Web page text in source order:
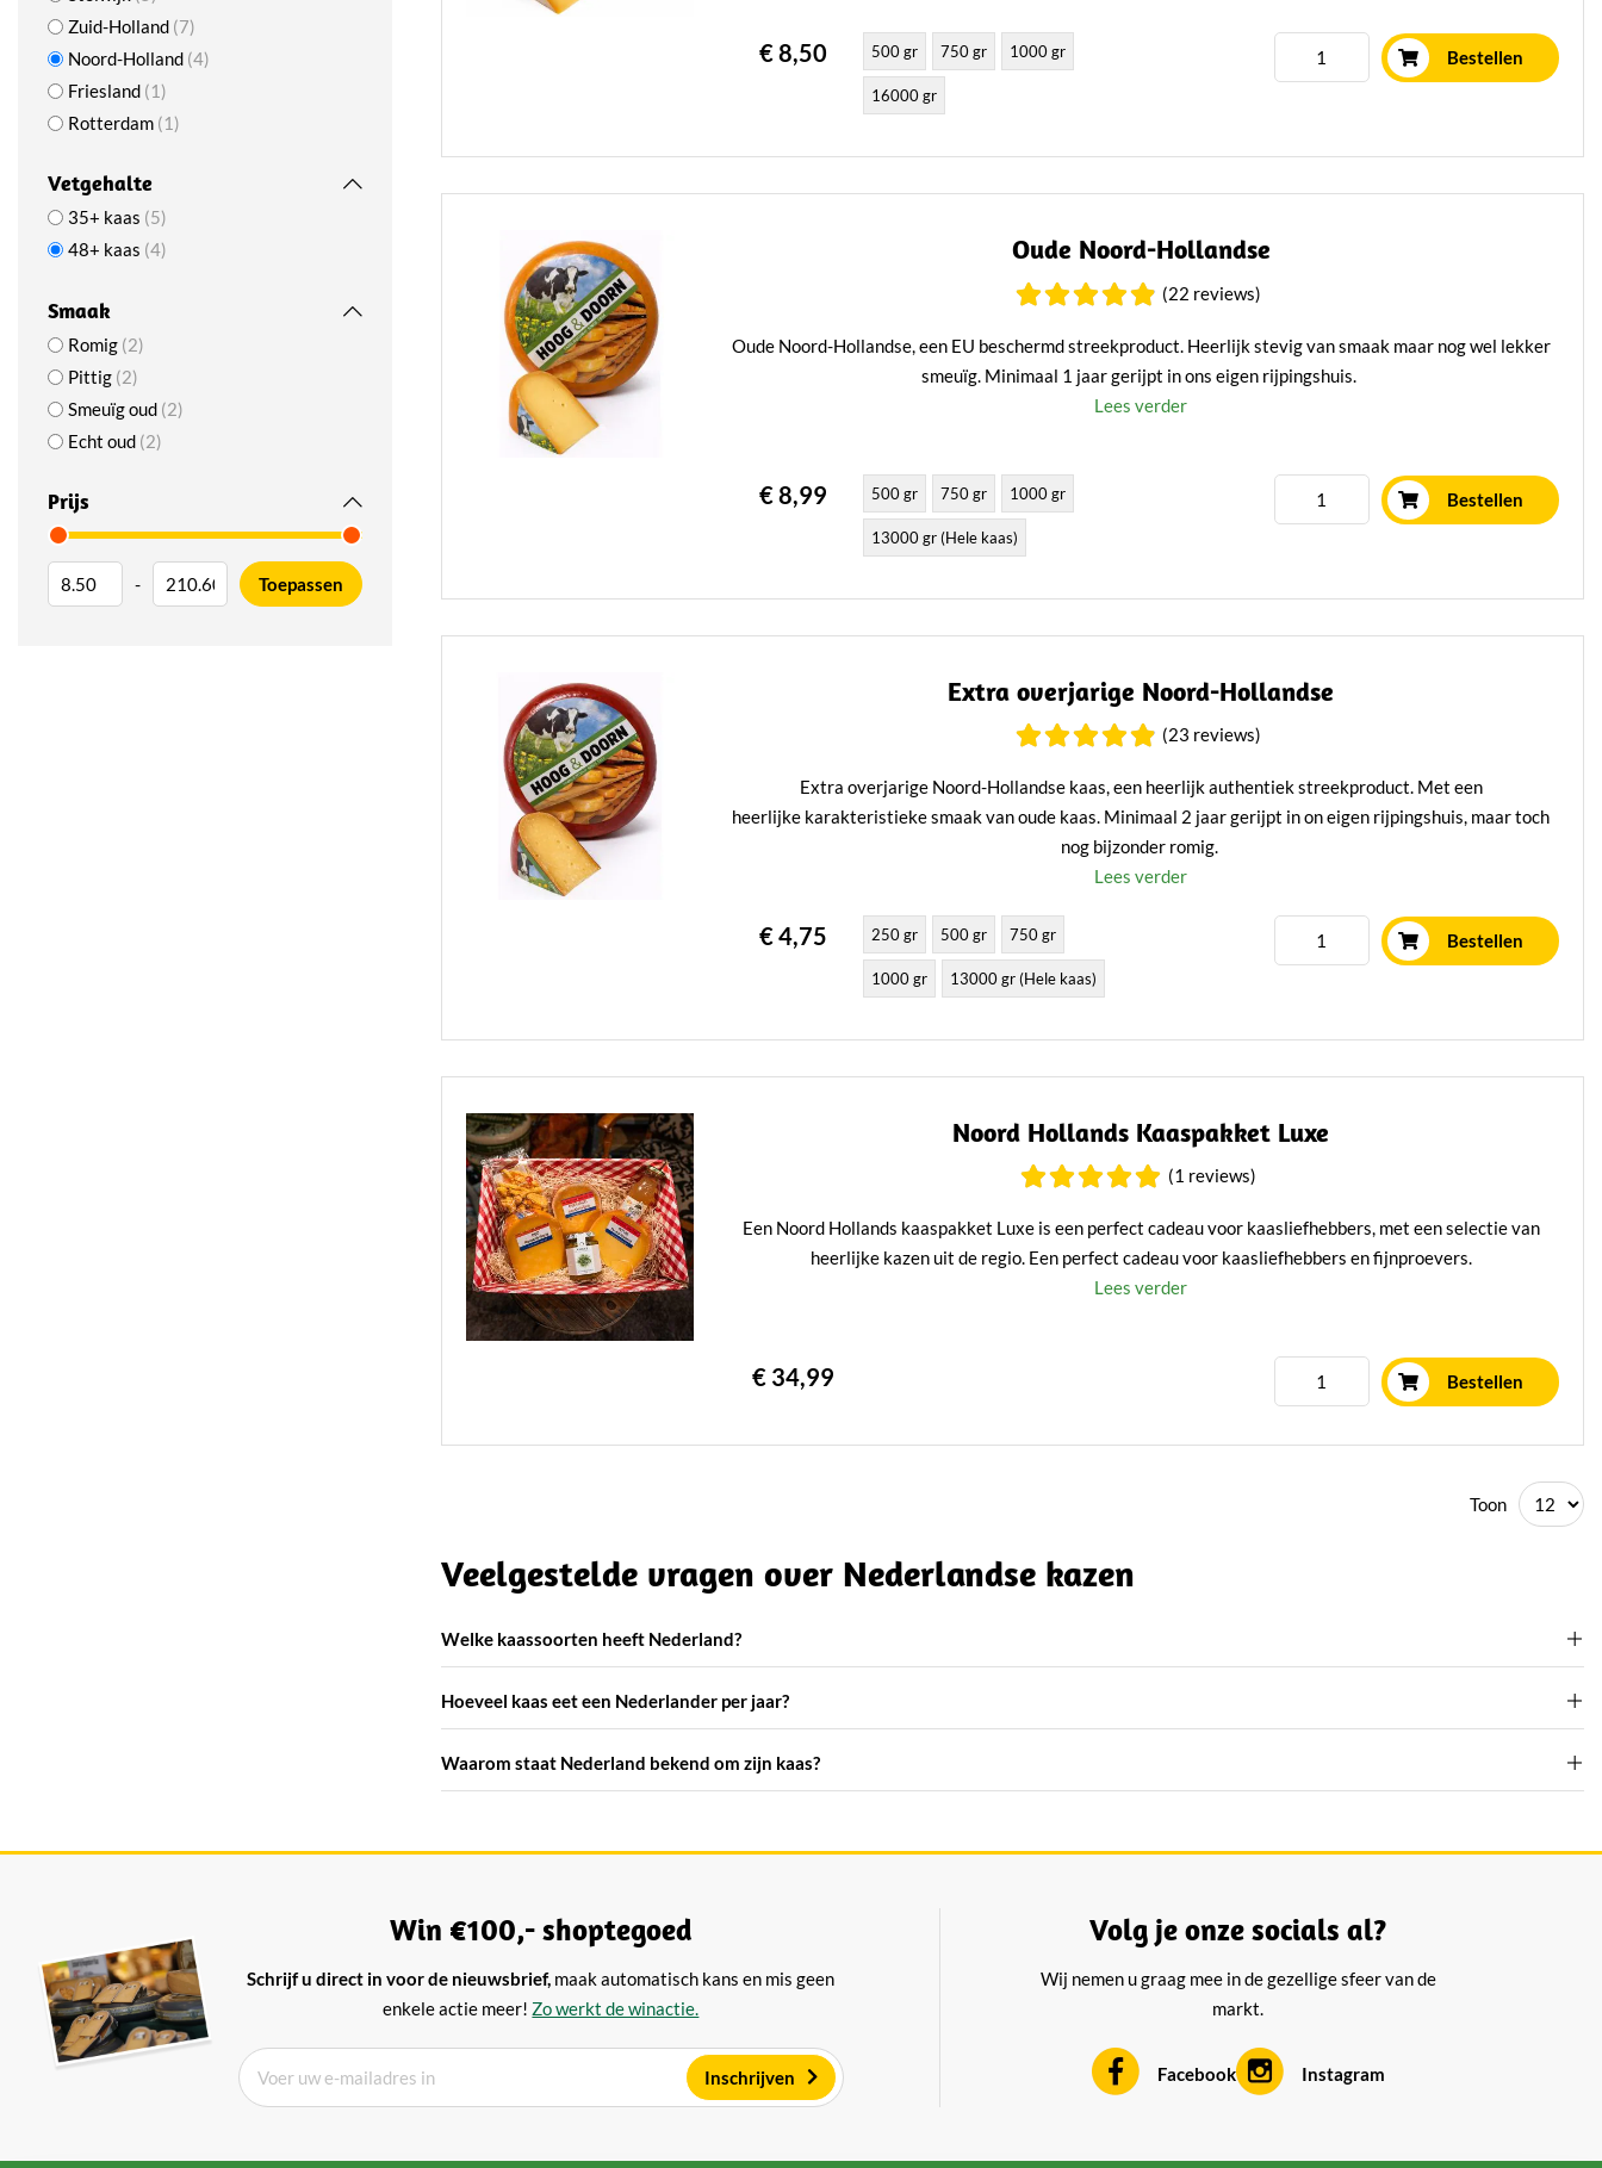
€ 8,50 500 gr 750 gr 1000 gr
16000 gr
Bestellen
Oude Noord-Hollandse
(22 reviews)
Oude Noord-Hollandse, een EU beschermd streekproduct. Heerlijk stevig van smaak maar nog wel lekker
smeuïg. Minimaal 1 jaar gerijpt in ons eigen rijpingshuis.
Lees verder
€ 8,99 500 gr 750 gr 1000 gr
13000 gr (Hele kaas)
Bestellen
Extra overjarige Noord-Hollandse
(23 reviews)
Extra overjarige Noord-Hollandse kaas, een heerlijk authentiek streekproduct. Met een
heerlijke karakteristieke smaak van oude kaas. Minimaal 2 jaar gerijpt in on eigen rijpingshuis, maar toch
nog bijzonder romig.
Lees verder
€ 4,75 250 gr 500 gr 750 gr
1000 gr 13000 gr (Hele kaas)
Bestellen
Noord Hollands Kaaspakket Luxe
(1 reviews)
Een Noord Hollands kaaspakket Luxe is een perfect cadeau voor kaasliefhebbers, met een selectie van
heerlijke kazen uit de regio. Een perfect cadeau voor kaasliefhebbers en fijnproevers.
Lees verder
€ 34,99 Bestellen
Toon
Veelgestelde vragen over Nederlandse kazen
Welke kaassoorten heeft Nederland?
Hoeveel kaas eet een Nederlander per jaar?
Waarom staat Nederland bekend om zijn kaas?
Zuid-Holland 7
Noord-Holland 4
Friesland 1
Rotterdam 1
Vetgehalte
35+ kaas 5
48+ kaas 4
Smaak
Romig 2
Pittig 2
Smeuïg oud 2
Echt oud 2
Prijs
- Toepassen
Win €100,- shoptegoed
Schrijf u direct in voor de nieuwsbrief, maak automatisch kans en mis geen
enkele actie meer! Zo werkt de winactie.
Inschrijven
Volg je onze socials al?
Wij nemen u graag mee in de gezellige sfeer van de
markt.
Facebook Instagram